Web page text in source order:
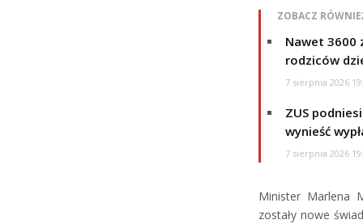
ZOBACZ
Nawet 3600
rodziców
7 sierpnia 2026
ZUS
wynieść
7 sierpnia 2026
Minister Marlena
zostały nowe